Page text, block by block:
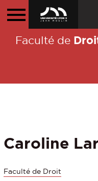
Faculté de
Caroline
Faculté de Droit